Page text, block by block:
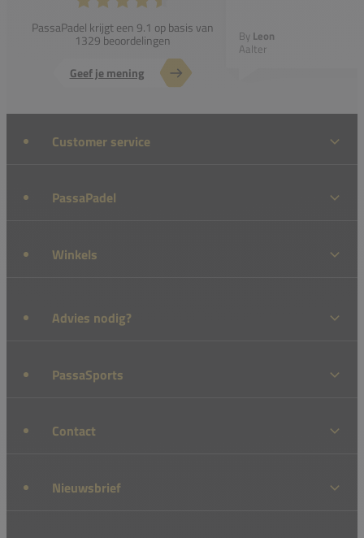
PassaPadel krijgt een 9.1 op basis van
1329 beoordelingen
Geef je mening
By Leon
Aalter
Customer service
PassaPadel
Winkels
Advies nodig?
PassaSports
Contact
Nieuwsbrief